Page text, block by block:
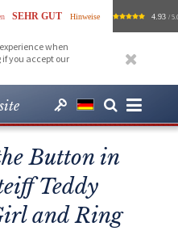
SEHR GUT Hinweise 4.93 /
when
you accept our
Button in
Teddy
and Ring